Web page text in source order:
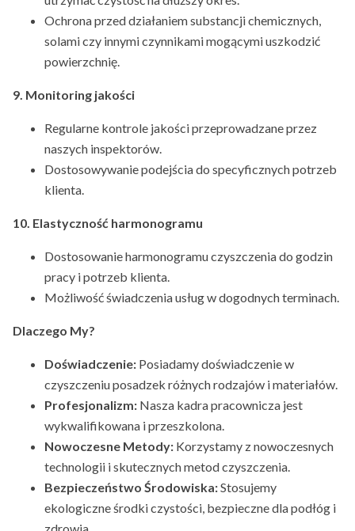
Ochrona przed działaniem substancji chemicznych,
solami czy innymi czynnikami mogącymi uszkodzić
powierzchnię.
9. Monitoring jakości
Regularne kontrole jakości przeprowadzane przez
naszych inspektorów.
Dostosowywanie podejścia do specyficznych potrzeb
klienta.
10. Elastyczność harmonogramu
Dostosowanie harmonogramu czyszczenia do godzin
pracy i potrzeb klienta.
Możliwość świadczenia usług w dogodnych terminach.
Dlaczego My?
Doświadczenie: Posiadamy doświadczenie w
czyszczeniu posadzek różnych rodzajów i materiałów.
Profesjonalizm: Nasza kadra pracownicza jest
wykwalifikowana i przeszkolona.
Nowoczesne Metody: Korzystamy z nowoczesnych
technologii i skutecznych metod czyszczenia.
Bezpieczeństwo Środowiska:Stosujemy
ekologiczne środki czystości, bezpieczne dla podłóg i